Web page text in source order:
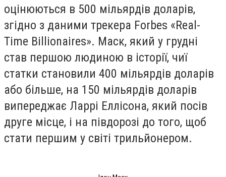
оцінюються в 500 мільярдів доларів,
згідно з даними трекера Forbes «Real-
Time Billionaires». Маск, який у грудні
став першою людиною в історії, чиї
статки становили 400 мільярдів доларів
або більше, на 150 мільярдів доларів
випереджає Ларрі Еллісона, який посів
друге місце, і на півдорозі до того, щоб
стати першим у світі трильйонером.